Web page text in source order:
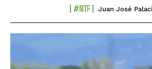
#NTF Juan José